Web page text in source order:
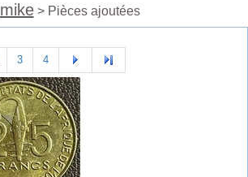
mike> Pièces ajoutées
3 4